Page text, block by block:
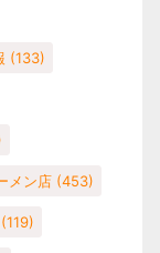
(133)
メン店 (453)
(119)